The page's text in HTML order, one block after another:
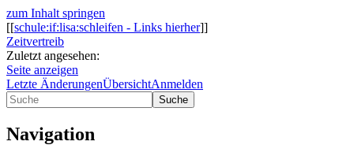
zum Inhalt springen
[[schule:if:lisa:schleifen - Links hierher]]
Zeitvertreib
Zuletzt angesehen:
Seite anzeigen
Letzte ÄnderungenÜbersichtAnmelden
Suche
Navigation